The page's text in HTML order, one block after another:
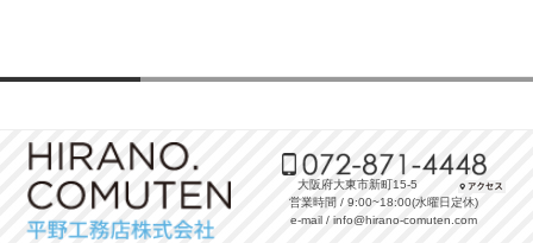
大阪府大東市新町15-5
営業時間 / 9:00~18:00(水曜日定休)
e-mail / info@hirano-comuten.com